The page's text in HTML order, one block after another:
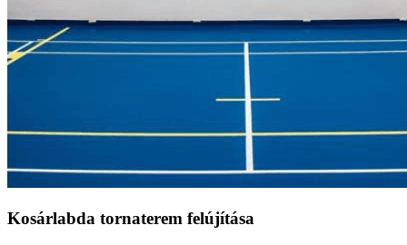
Kosárlabda tornaterem felújítása